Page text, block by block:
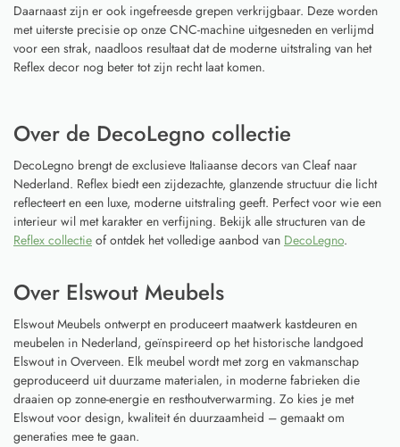
Daarnaast zijn er ook ingefreesde grepen verkrijgbaar. Deze worden
met uiterste precisie op onze CNC-machine uitgesneden en verlijmd
voor een strak, naadloos resultaat dat de moderne uitstraling van het
Reflex decor nog beter tot zijn recht laat komen.
Over de DecoLegno collectie
DecoLegno brengt de exclusieve Italiaanse decors van Cleaf naar
Nederland. Reflex biedt een zijdezachte, glanzende structuur die licht
reflecteert en een luxe, moderne uitstraling geeft. Perfect voor wie een
interieur wil met karakter en verfijning. Bekijk alle structuren van de
Reflex collectie of ontdek het volledige aanbod van DecoLegno.
Over Elswout Meubels
Elswout Meubels ontwerpt en produceert maatwerk kastdeuren en
meubelen in Nederland, geïnspireerd op het historische landgoed
Elswout in Overveen. Elk meubel wordt met zorg en vakmanschap
geproduceerd uit duurzame materialen, in moderne fabrieken die
draaien op zonne-energie en resthoutverwarming. Zo kies je met
Elswout voor design, kwaliteit én duurzaamheid – gemaakt om
generaties mee te gaan.